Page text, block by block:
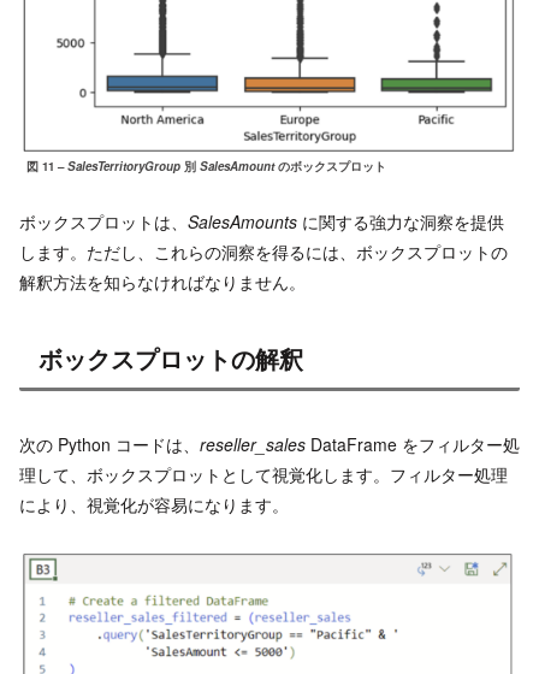
図 11 –SalesTerritoryGroup 別 SalesAmountのボックスプロット
ボックスプロットは、 SalesAmounts に関する強力な洞察を提供
します。ただし、これらの洞察を得るには、ボックスプロットの
解釈方法を知らなければなりません。
ボックスプロットの解釈
次の Python コードは、 reseller_sales DataFrame をフィルター処
理して、ボックスプロットとして視覚化します。フィルター処理
により、視覚化が容易になります。